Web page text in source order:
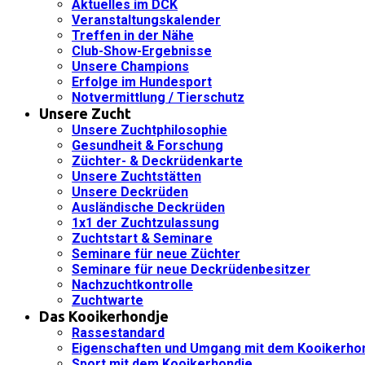
Aktuelles im DCK
Veranstaltungskalender
Treffen in der Nähe
Club-Show-Ergebnisse
Unsere Champions
Erfolge im Hundesport
Notvermittlung / Tierschutz
Unsere Zucht
Unsere Zuchtphilosophie
Gesundheit & Forschung
Züchter- & Deckrüdenkarte
Unsere Zuchtstätten
Unsere Deckrüden
Ausländische Deckrüden
1x1 der Zuchtzulassung
Zuchtstart & Seminare
Seminare für neue Züchter
Seminare für neue Deckrüdenbesitzer
Nachzuchtkontrolle
Zuchtwarte
Das Kooikerhondje
Rassestandard
Eigenschaften und Umgang mit dem